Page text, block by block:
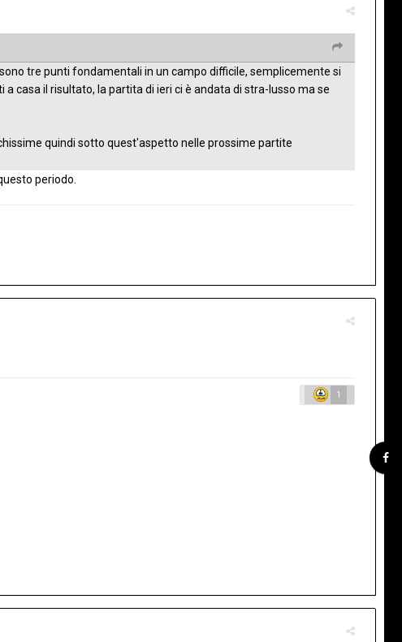
tre punti fondamentali in un campo difficile, semplicemente si
casa il risultato, la partita di ieri ci è andata di stra-lusso ma se
quindi sotto quest'aspetto nelle prossime partite
periodo.
1